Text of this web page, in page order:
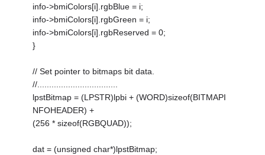
info->bmiColors[i].rgbBlue = i;
info->bmiColors[i].rgbGreen = i;
info->bmiColors[i].rgbReserved = 0;
}
// Set pointer to bitmaps bit data.
//..................................
lpstBitmap = (LPSTR)lpbi + (WORD)sizeof(BITMAPI
NFOHEADER) +
(256 * sizeof(RGBQUAD));
dat = (unsigned char*)lpstBitmap;